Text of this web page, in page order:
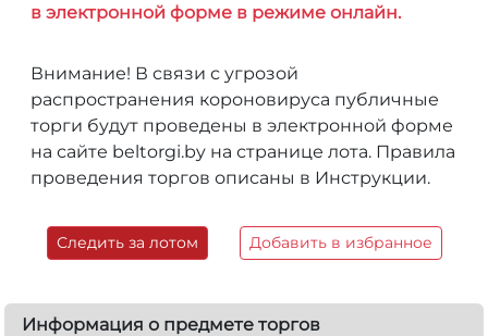
в электронной форме в режиме онлайн.
Внимание! В связи с угрозой
распространения короновируса публичные
торги будут проведены в электронной форме
на сайте beltorgi.by на странице лота. Правила
проведения торгов описаны в Инструкции.
Следить за лотом Добавить в избранное
Информация о предмете торгов